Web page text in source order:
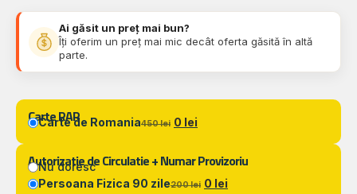
Ai găsit un preț mai bun?
Îți oferim un preț mai mic decât oferta găsită în altă
parte.
Carte RAR
Carte de Romania450 lei 0 lei
Autorizatie de Circulatie + Numar Provizoriu
Nu doresc
Persoana Fizica 90 zile200 lei 0 lei